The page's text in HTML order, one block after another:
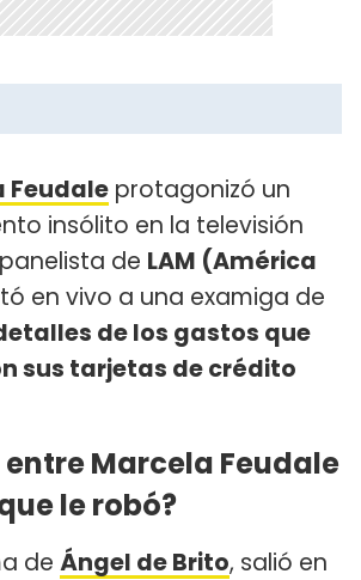
Feudale protagonizó un
insólito en la televisión
de LAM (América
en vivo a una examiga de
de los gastos que
sus tarjetas de crédito
entre Marcela Feudale
le robó?
de Ángel de Brito, salió en